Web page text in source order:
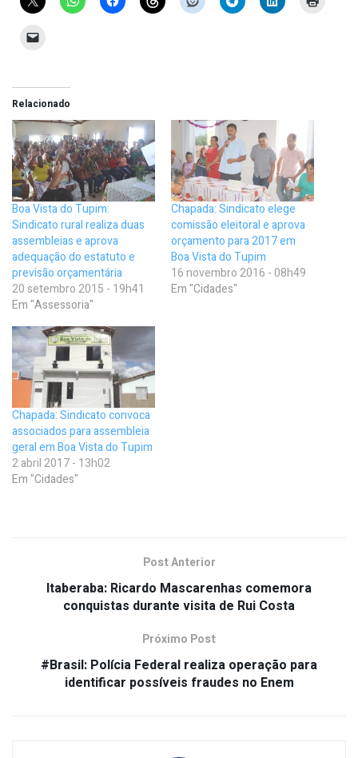
Relacionado
Boa Vista do Tupim:
Sindicato rural realiza duas
assembleias e aprova
adequação do estatuto e
previsão orçamentária
20 setembro 2015 - 19h41
Em "Assessoria"
Chapada: Sindicato elege
comissão eleitoral e aprova
orçamento para 2017 em
Boa Vista do Tupim
16 novembro 2016 - 08h49
Em "Cidades"
Chapada: Sindicato convoca
associados para assembleia
geral em Boa Vista do Tupim
2 abril 2017 - 13h02
Em "Cidades"
Post Anterior
Itaberaba: Ricardo Mascarenhas comemora
conquistas durante visita de Rui Costa
Próximo Post
#Brasil: Polícia Federal realiza operação para
identificar possíveis fraudes no Enem